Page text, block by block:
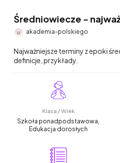
Średniowiecze -
akademia-polskiego
Najważniejsze terminy z epoki
definicje, przykłady.
Klasa / Wiek
Szkoła ponadpodstawowa,
Edukacja dorosłych